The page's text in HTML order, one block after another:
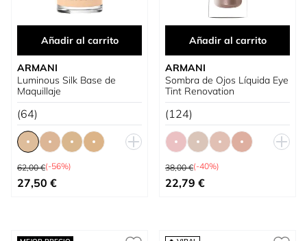
Añadir al carrito
ARMANI
Luminous Silk Base de
Maquillaje
(64)
Precio habitual
62,00 €(-56%)
Tan bajo como
27,50 €
Añadir al carrito
ARMANI
Sombra de Ojos Líquida Eye
Tint Renovation
(124)
Precio habitual
38,00 €(-40%)
Tan bajo como
22,79 €